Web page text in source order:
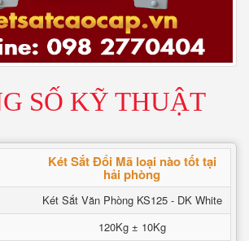
SỐ KỸ THUẬT
Két Sắt Đổi Mã loại nào tốt tại
hải phòng
Két Sắt Văn Phòng KS125 - DK White
120Kg ± 10Kg